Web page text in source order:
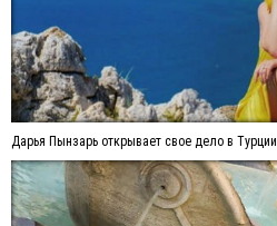
Дарья Пынзарь открывает свое дело в Турции